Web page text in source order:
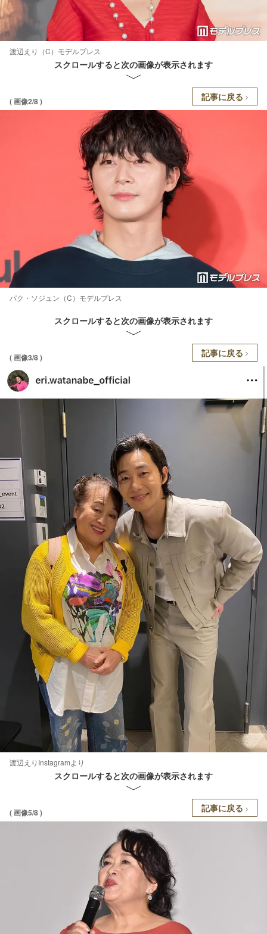
渡辺えり（C）モデルプレス
スクロールすると次の画像が表示されます
( 画像2/8 ) 記事に戻る
パク・ソジュン（C）モデルプレス
スクロールすると次の画像が表示されます
( 画像3/8 ) 記事に戻る
渡辺えりInstagramより
スクロールすると次の画像が表示されます
( 画像5/8 ) 記事に戻る